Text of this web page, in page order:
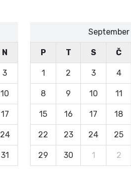
N
3
10
17
24
31
P T S Č
1 2 3 4
8 9 10 11
15 16 17 18
22 23 24 25
29 30 1 2